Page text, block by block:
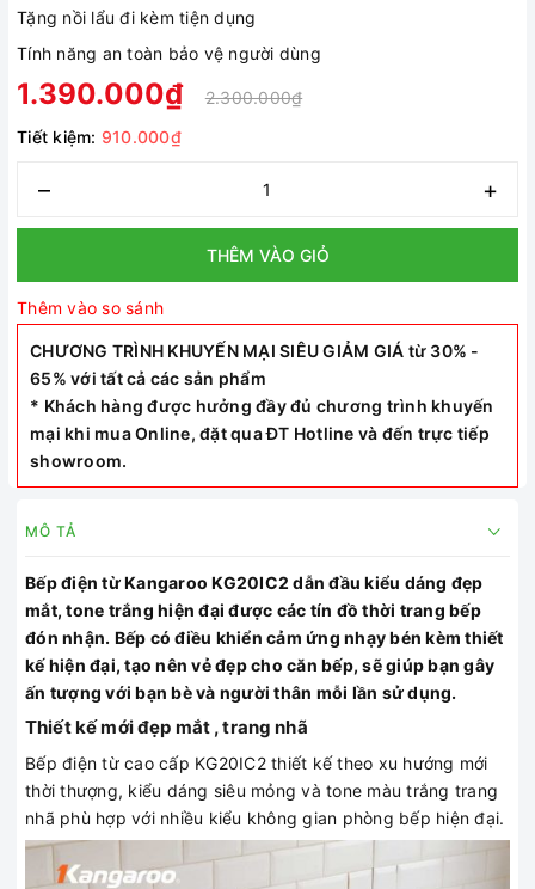
Tặng nồi lẩu đi kèm tiện dụng
Tính năng an toàn bảo vệ người dùng
1.390.000₫
2.300.000₫
Tiết kiệm: 910.000₫
– +
THÊM VÀO GIỎ
Thêm vào so sánh
CHƯƠNG TRÌNH KHUYẾN MẠI SIÊU GIẢM GIÁ từ 30% -
65% với tất cả các sản phẩm
* Khách hàng được hưởng đầy đủ chương trình khuyến
mại khi mua Online, đặt qua ĐT Hotline và đến trực tiếp
showroom.
MÔ TẢ
Bếp điện từ Kangaroo KG20IC2 dẫn đầu kiểu dáng đẹp
mắt, tone trắng hiện đại được các tín đồ thời trang bếp
đón nhận. Bếp có điều khiển cảm ứng nhạy bén kèm thiết
kế hiện đại, tạo nên vẻ đẹp cho căn bếp, sẽ giúp bạn gây
ấn tượng với bạn bè và người thân mỗi lần sử dụng.
Thiết kế mới đẹp mắt , trang nhã
Bếp điện từ cao cấp KG20IC2 thiết kế theo xu hướng mới
thời thượng, kiểu dáng siêu mỏng và tone màu trắng trang
nhã phù hợp với nhiều kiểu không gian phòng bếp hiện đại.